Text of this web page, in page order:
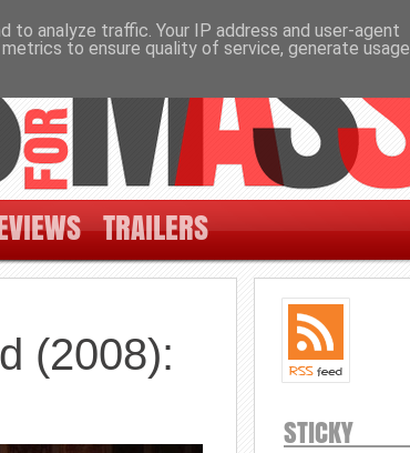
TRAILERS
(2008):
STICKY
analyze traffic. Your IP address and user-agent
to ensure quality of service, generate usage